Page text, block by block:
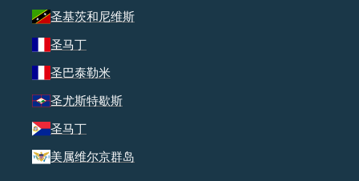
圣基茨和尼维斯
圣马丁
圣巴泰勒米
圣尤斯特歇斯
圣马丁
美属维尔京群岛